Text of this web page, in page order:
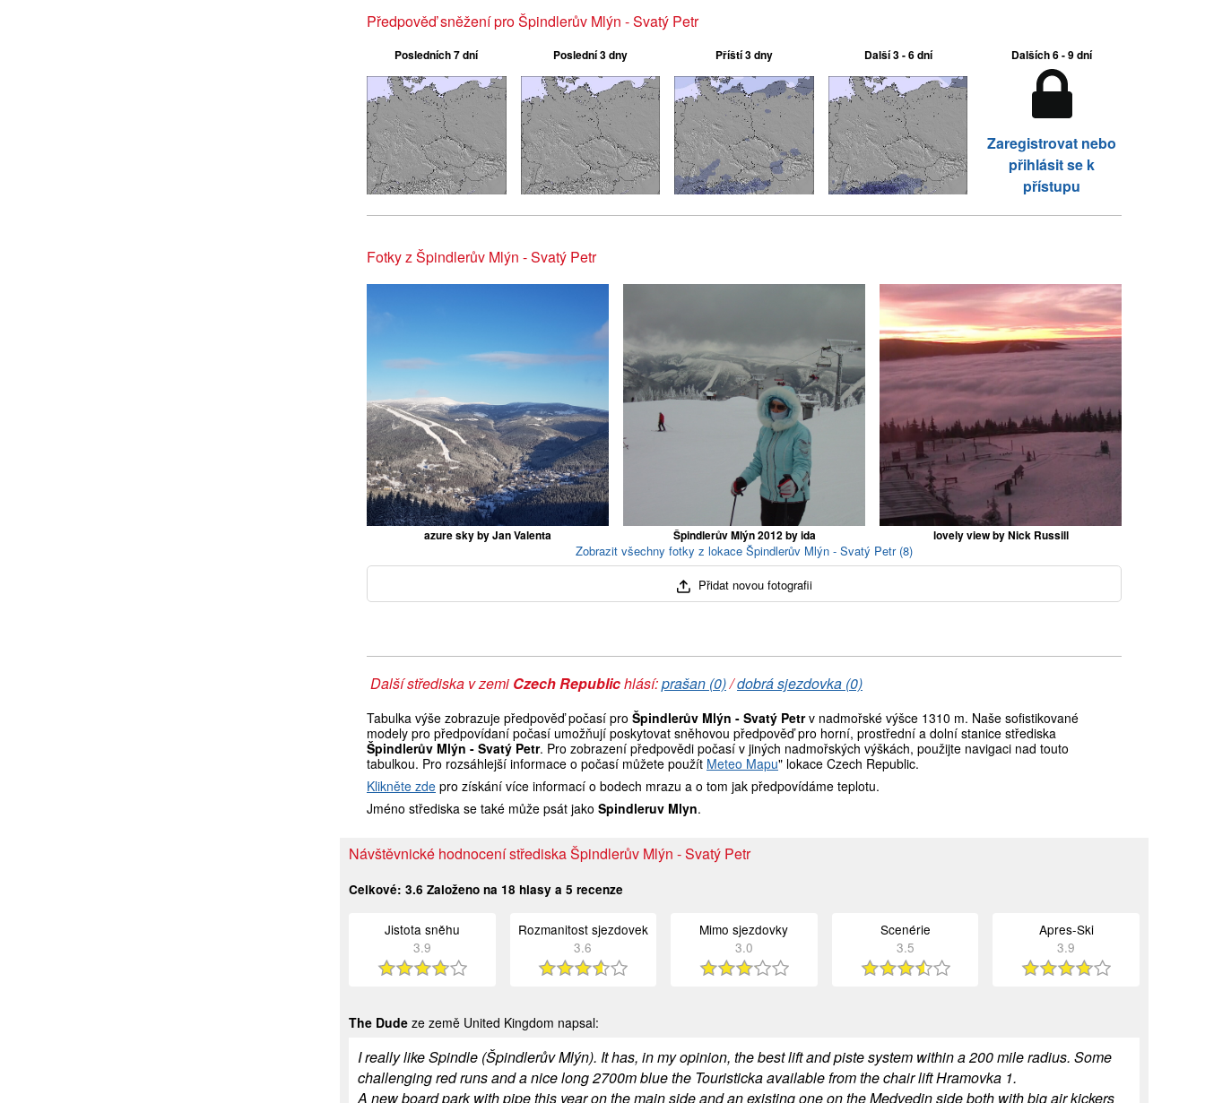
Předpověď sněžení pro Špindlerův Mlýn - Svatý Petr
Posledních 7 dní Poslední 3 dny Příští 3 dny Další 3 - 6 dní Dalších 6 - 9 dní
Zaregistrovat nebo
přihlásit se k
přístupu
Fotky z Špindlerův Mlýn - Svatý Petr
azure sky by Jan Valenta Špindlerův Mlýn 2012 by ida lovely view by Nick Russill
Zobrazit všechny fotky z lokace Špindlerův Mlýn - Svatý Petr (8)
Přidat novou fotografii
Další střediska v zemi Czech Republichlásí:prašan (0)/dobrá sjezdovka (0)
Tabulka výše zobrazuje předpověď počasí pro Špindlerův Mlýn - Svatý Petrv nadmořské výšce 1310 m. Naše sofistikované
modely pro předpovídaní počasí umožňují poskytovat sněhovou předpověď pro horní, prostřední a dolní stanice střediska
Špindlerův Mlýn - Svatý Petr. Pro zobrazení předpovědi počasí v jiných nadmořských výškách, použijte navigaci nad touto
tabulkou. Pro rozsáhlejší informace o počasí můžete použít Meteo Mapu" lokace Czech Republic.
Klikněte zde pro získání více informací o bodech mrazu a o tom jak předpovídáme teplotu.
Jméno střediska se také může psát jako Spindleruv Mlyn.
Návštěvnické hodnocení střediska Špindlerův Mlýn - Svatý Petr
Celkové: 3.6 Založeno na 18 hlasy a 5 recenze
Jistota sněhu
3.9
Rozmanitost sjezdovek
3.6
Mimo sjezdovky
3.0
Scenérie
3.5
Apres-Ski
3.9
The Dude ze země United Kingdom napsal:
I really like Spindle (Špindlerův Mlýn). It has, in my opinion, the best lift and piste system within a 200 mile radius. Some
challenging red runs and a nice long 2700m blue the Touristicka available from the chair lift Hramovka 1.
A new board park with pipe this year on the main side and an existing one on the Medvedin side both with big air kickers